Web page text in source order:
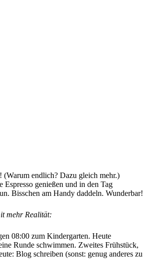
(Warum endlich? Dazu gleich mehr.)
Espresso genießen und in den Tag
Bisschen am Handy daddeln. Wunderbar!
mehr Realität:
08:00 zum Kindergarten. Heute
Runde schwimmen. Zweites Frühstück,
Blog schreiben (sonst: genug anderes zu